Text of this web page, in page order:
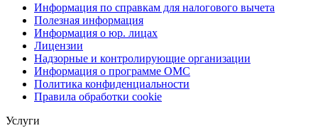
Информация по справкам для налогового вычета
Полезная информация
Информация о юр. лицах
Лицензии
Надзорные и контролирующие организации
Информация о программе ОМС
Политика конфиденциальности
Правила обработки cookie
Услуги